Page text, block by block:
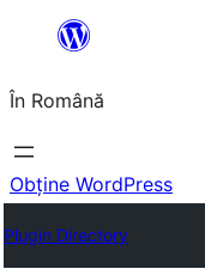
conținut
În Română
Obține WordPress
Plugin Directory